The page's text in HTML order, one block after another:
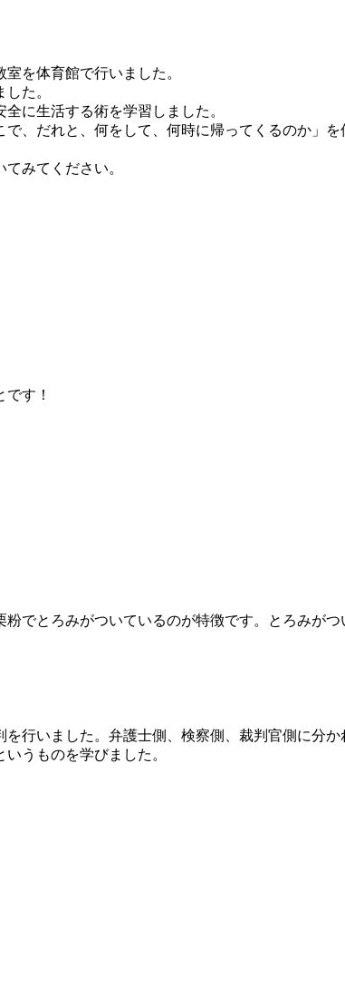
を体育館で行いました。
た。
に生活する術を学習しました。
、だれと、何をして、何時に帰ってくるのか」
みてください。
す！
でとろみがついているのが特徴です。とろみが
行いました。弁護士側、検察側、裁判官側に分
うものを学びました。